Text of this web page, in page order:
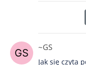
~GS
Jak się czyta